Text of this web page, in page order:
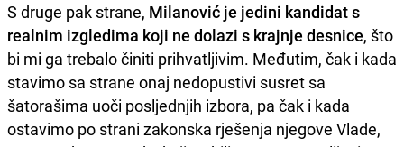
S druge pak strane, Milanović je jedini kandidat s
realnim izgledima koji ne dolazi s krajnje desnice, što
bi mi ga trebalo činiti prihvatljivim. Međutim, čak i kada
stavimo sa strane onaj nedopustivi susret sa
šatorašima uoči posljednjih izbora, pa čak i kada
ostavimo po strani zakonska rješenja njegove Vlade,